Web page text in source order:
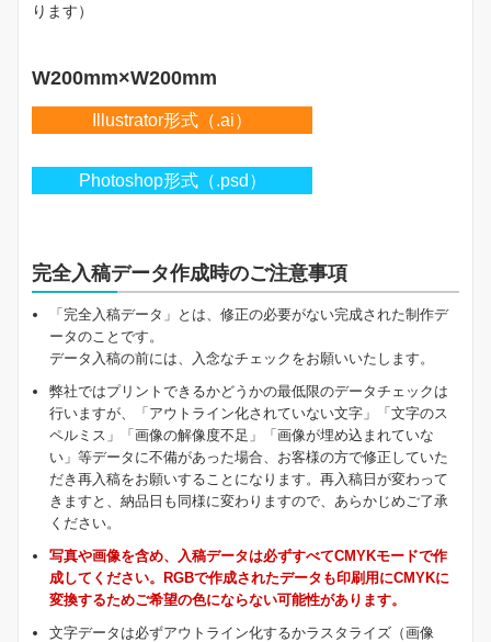
ります）
W200mm×W200mm
Illustrator形式（.ai）
Photoshop形式（.psd）
完全入稿データ作成時のご注意事項
「完全入稿データ」とは、修正の必要がない完成された制作デ
ータのことです。
データ入稿の前には、入念なチェックをお願いいたします。
弊社ではプリントできるかどうかの最低限のデータチェックは
行いますが、「アウトライン化されていない文字」「文字のス
ペルミス」「画像の解像度不足」「画像が埋め込まれていな
い」等データに不備があった場合、お客様の方で修正していた
だき再入稿をお願いすることになります。再入稿日が変わって
きますと、納品日も同様に変わりますので、あらかじめご了承
ください。
写真や画像を含め、入稿データは必ずすべてCMYKモードで作
成してください。RGBで作成されたデータも印刷用にCMYKに
変換するためご希望の色にならない可能性があります。
文字データは必ずアウトライン化するかラスタライズ（画像